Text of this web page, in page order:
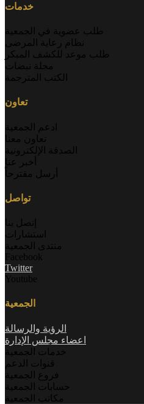
خدمات
طلب عضوية في الجمعية
نظام رعاية المرضى
طلب موعد للكشف المبكر
مجلة نبضات
الكتب المترجمة
تعاون
ادعم الجمعية
تعاون معنا
الصدقة الإلكترونية
أخبر عنا
أرسل مقترحاً
تواصل
إتصل بنا
استشارات
منتدى الجمعية
Facebook
Twitter
Youtube
الجمعية
الرؤية والرسالة
اعضاء مجلس الإدارة
خدمات الجمعية
قنوات الدعم
فروع الجمعية
حسابات الجمعية
مكاتب الجمعية